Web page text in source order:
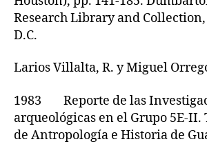
Research Library and
D.C.
Larios Villalta, R. y Miguel
1983 Reporte de las
arqueológicas en el Grupo 5E-
de Antropología e Historia de